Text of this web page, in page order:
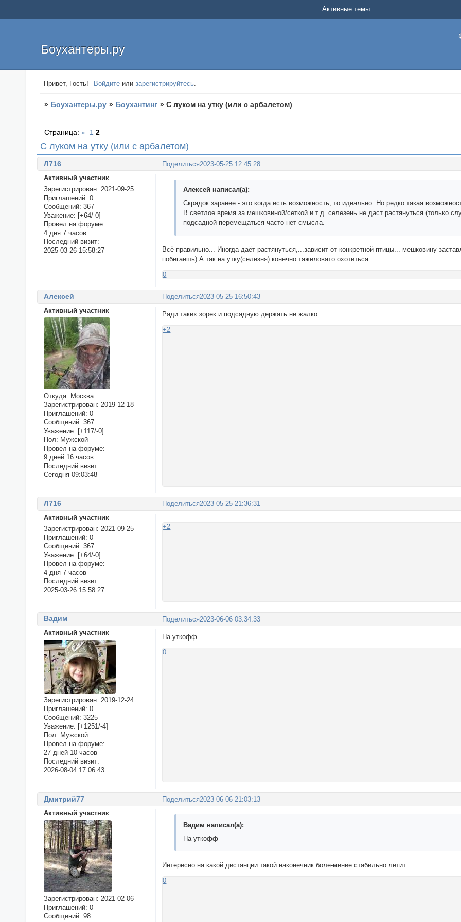
Боухантеры.ру
Активные темы
Привет, Гость! Войдите илизарегистрируйтесь.
» Боухантеры.ру » Боухантинг »С луком на утку (или с арбалетом)
С луком на утку (или с арбалетом)
Страница:« 1 2
Поделиться2023-05-25 12:45:28
Л716
Активный участник
Зарегистрирован: 2021-09-25
Приглашений: 0
Сообщений: 367
Уважение: [+64/-0]
Провел на форуме:
4 дня 7 часов
Последний визит:
2025-03-26 15:58:27
Алексей написал(а):
Скрадок заранее - это когда есть возможность, то идеально. Но редко такая
В светлое время за мешковиной/сеткой и т.д. селезень не даст растянуться (только
подсадной перемещаться часто нет смысла.
Всё правильно... Иногда даёт растянуться,...зависит от конкретной птицы... мешковину
побегаешь) А так на утку(селезня) конечно тяжеловато охотиться....
0
Поделиться2023-05-25 16:50:43
Алексей
Активный участник
Откуда: Москва
Зарегистрирован: 2019-12-18
Приглашений: 0
Сообщений: 367
Уважение: [+117/-0]
Пол: Мужской
Провел на форуме:
9 дней 16 часов
Последний визит:
Сегодня 09:03:48
Ради таких зорек и подсадную держать не жалко
+2
Поделиться2023-05-25 21:36:31
Л716
Активный участник
Зарегистрирован: 2021-09-25
Приглашений: 0
Сообщений: 367
Уважение: [+64/-0]
Провел на форуме:
4 дня 7 часов
Последний визит:
2025-03-26 15:58:27
+2
Поделиться2023-06-06 03:34:33
Вадим
Активный участник
Зарегистрирован: 2019-12-24
Приглашений: 0
Сообщений: 3225
Уважение: [+1251/-4]
Пол: Мужской
Провел на форуме:
27 дней 10 часов
Последний визит:
2026-08-04 17:06:43
На уткофф
0
Поделиться2023-06-06 21:03:13
Дмитрий77
Активный участник
Зарегистрирован: 2021-02-06
Приглашений: 0
Сообщений: 98
Вадим написал(а):
На уткофф
Интересно на какой дистанции такой наконечник боле-мение стабильно летит......
0